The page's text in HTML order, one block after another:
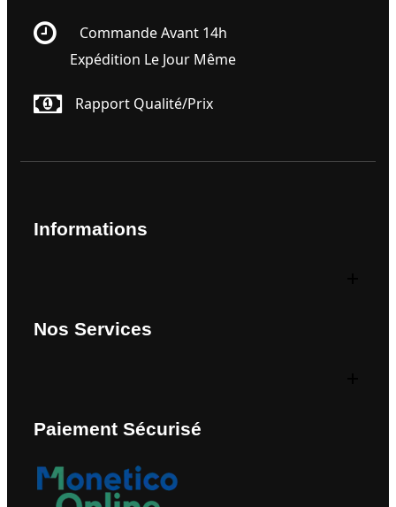
Commande Avant 14h
Expédition Le Jour Même
Rapport Qualité/prix
Informations
Nos Services
Paiement Sécurisé